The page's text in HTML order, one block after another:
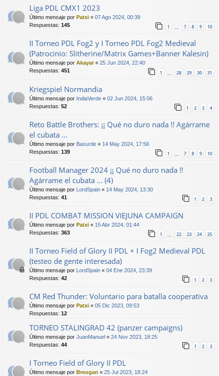
Liga PDL CMX1 2023
Último mensaje por Patxi « 07 Ago 2024, 00:39
Respuestas: 145 1 … 7 8 9 10
II Torneo PDL Fog2 y I Torneo PDL Fog2 Medieval
(Patrocinio: Slitherine/Matrix Games+Banner Kalesin)
Último mensaje por Akayar« 25 Jun 2024, 22:40
Respuestas: 451 1 28 29 30 31
Kriegspiel Normandia
Último mensaje por IndiaVerde « 02 Jun 2024, 15:06
Respuestas: 52 1 2 3 4
Reto Battle Brothers: ¡¡ Qué no duro nada !! Agárrame
el cubata ...
Último mensaje por Basurde « 14 May 2024, 17:56
Respuestas: 139 1 7 8 9 10
Football Manager 2024 ¡¡ Qué no duro nada !!
Agárrame el cubata ... (4)
Último mensaje por LordSpain « 14 May 2024, 13:30
Respuestas: 41 1 2 3
II PDL COMBAT MISSION VIEJUNA CAMPAIGN
Último mensaje por Patxi « 15 Abr 2024, 01:44
Respuestas: 363 1 22 23 24 25
II Torneo Field of Glory II PDL + I Fog2 Medieval PDL
(testeo de gente interesada)
Último mensaje por LordSpain « 04 Ene 2024, 23:39
Respuestas: 42 1 2 3
CM Red Thunder: Voluntario para batalla cooperativa
Último mensaje por Patxi « 05 Dic 2023, 09:53
Respuestas: 12
TORNEO STALINGRAD 42 (panzer campaigns)
Último mensaje por JuanManuel « 24 Nov 2023, 18:25
Respuestas: 44 1 2 3
I Torneo Field of Glory II PDL
Último mensaje por Breogan « 25 Jul 2023, 18:24